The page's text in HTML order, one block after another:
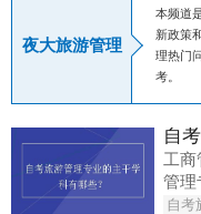
夜大旅游管理
本频道
新政策
理热门
考。
工
管理
自考